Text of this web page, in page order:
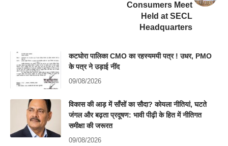
Consumers Meet
Held at SECL
Headquarters
कटघोरा पालिका CMO का रहस्यमयी पत्र ! उधर, PMO
के पत्र ने उड़ाई नींद
09/08/2026
विकास की आड़ में साँसों का सौदा? कोयला नीतियां, घटते
जंगल और बढ़ता प्रदूषण: भावी पीढ़ी के हित में नीतिगत
समीक्षा की जरूरत
09/08/2026